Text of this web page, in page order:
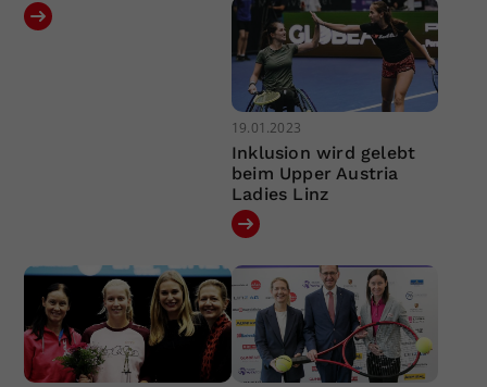
19.01.2023
Inklusion wird gelebt
beim Upper Austria
Ladies Linz